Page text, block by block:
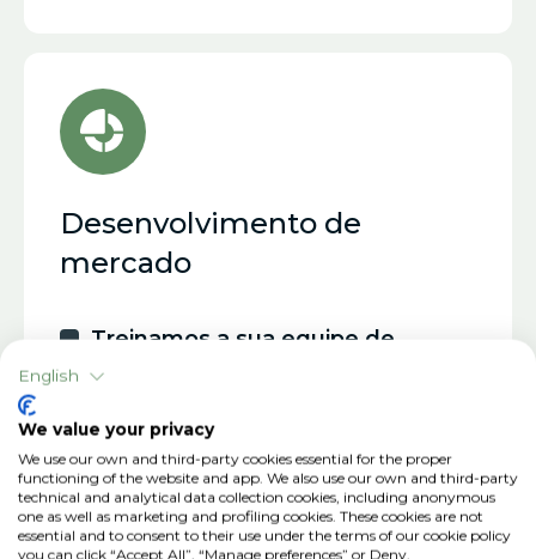
Desenvolvimento de
mercado
Treinamos a sua equipe de
vendas
Treinamos seus clientes em
tecnologia
Desenvolvemos planos de
promoção digital
English
We value your privacy
We use our own and third-party cookies essential for the proper
functioning of the website and app. We also use our own and third-party
technical and analytical data collection cookies, including anonymous
one as well as marketing and profiling cookies. These cookies are not
essential and to consent to their use under the terms of our cookie policy
you can click “Accept All”, “Manage preferences” or Deny.